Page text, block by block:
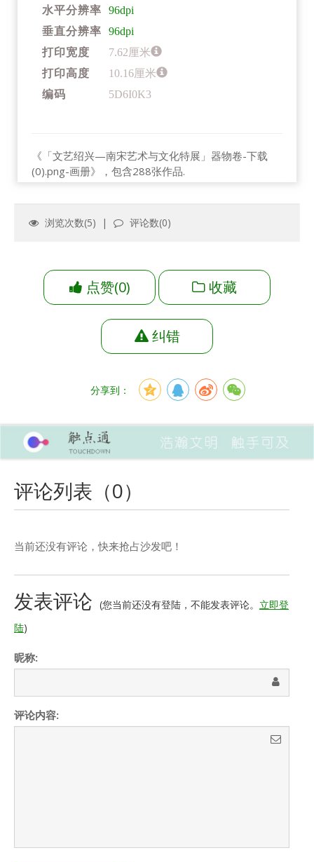
水平分辨率
96dpi
垂直分辨率
96dpi
打印宽度
7.62厘米
打印高度
10.16厘米
编码
5D6I0K3
《「文艺绍兴—南宋艺术与文化特展」器物卷-下载
(0).png-画册》，包含288张作品.
浏览次数(5) | 评论数(0)
点赞(0) 收藏
纠错
分享到：
评论列表（0）
当前还没有评论，快来抢占沙发吧！
发表评论 (您当前还没有登陆，不能发表评论。 立即登
陆)
昵称:
评论内容: